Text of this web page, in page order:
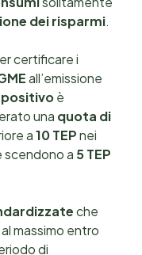
dei risparmi.
certificare i
all’emissione
è
una quota di
a10 TEPnei
a 5 TEP
che
massimo entro
di